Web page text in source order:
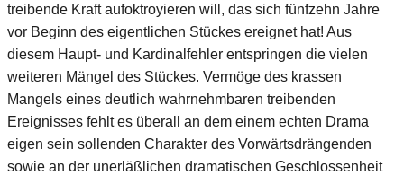
treibende Kraft aufoktroyieren will, das sich fünfzehn Jahre
vor Beginn des eigentlichen Stückes ereignet hat! Aus
diesem Haupt- und Kardinalfehler entspringen die vielen
weiteren Mängel des Stückes. Vermöge des krassen
Mangels eines deutlich wahrnehmbaren treibenden
Ereignisses fehlt es überall an dem einem echten Drama
eigen sein sollenden Charakter des Vorwärtsdrängenden
sowie an der unerläßlichen dramatischen Geschlossenheit